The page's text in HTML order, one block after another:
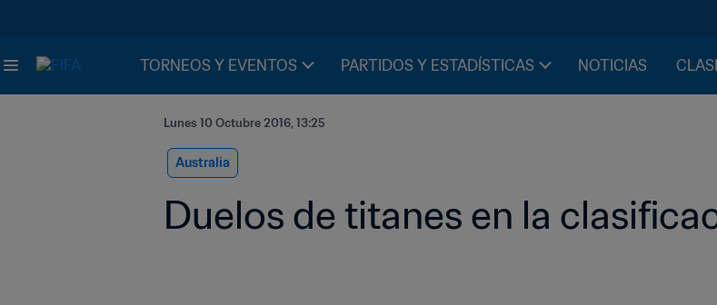
TORNEOS Y EVENTOS PARTIDOS Y ESTADÍSTICAS NOTICIAS
Lunes 10 Octubre 2016, 13:25
Australia
Duelos de titanes en la